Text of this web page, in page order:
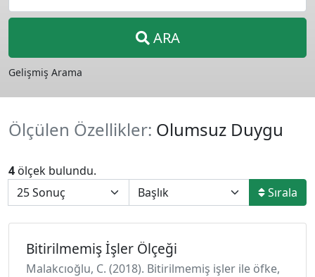
ARA
Gelişmiş Arama
Ölçülen Özellikler: Olumsuz Duygu
4 ölçek bulundu.
Sırala
Bitirilmemiş İşler Ölçeği
Malakcıoğlu, C. (2018). Bitirilmemiş işler ile öfke,